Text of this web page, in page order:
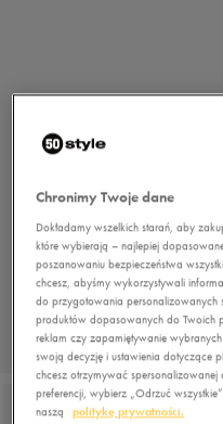
Chronimy Twoje dane
Dokładamy wszelkich starań, aby
które wybierają – najlepiej
poszanowaniu bezpieczeństwa
chcesz, abyśmy wykorzystywali
do przygotowania personalizowanych
produktów dopasowanych do Twoich
reklam czy zapamiętywanie
swoją decyzję i ustawienia dotyczące
chcesz otrzymywać
preferencji, wybierz „Odrzuć
naszą
politykę prywatności.